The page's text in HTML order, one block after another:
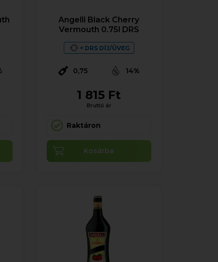
Angelli Black Cherry
Vermouth 0.75l DRS
+ DRS DÍJ/ÜVEG
0,75 14%
1 815 Ft
Bruttó ár
Raktáron
Kosárba